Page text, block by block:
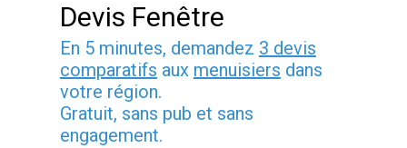
Devis Fenêtre
En 5 minutes, demandez 3 devis
comparatifs aux menuisiers dans
votre région.
Gratuit, sans pub et sans
engagement.